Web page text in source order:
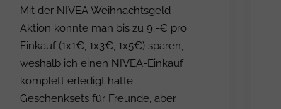
Mit der NIVEA Weihnachtsgeld-
Aktion konnte man bis zu 9,-€ pro
Einkauf (1x1€, 1x3€, 1x5€) sparen,
weshalb ich einen NIVEA-Einkauf
komplett erledigt hatte.
Geschenksets für Freunde, aber